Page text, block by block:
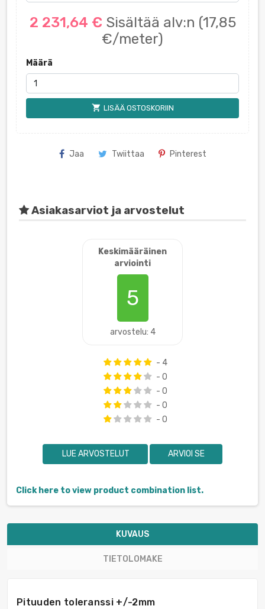
2 231,64 € Sisältää alv:n (17,85
€/meter)
Määrä
shopping_cart LISÄÄ OSTOSKORIIN
Jaa Twiittaa Pinterest
Asiakasarviot ja arvostelut
Keskimääräinen
arviointi
5
arvostelu: 4
- 4
- 0
- 0
- 0
- 0
LUE ARVOSTELUT ARVIOI SE
Click here to view product combination list.
KUVAUS
TIETOLOMAKE
Pituuden toleranssi +/-2mm